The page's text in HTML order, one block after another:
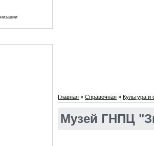
Главная » Справочная » Культура и
Музей ГНПЦ